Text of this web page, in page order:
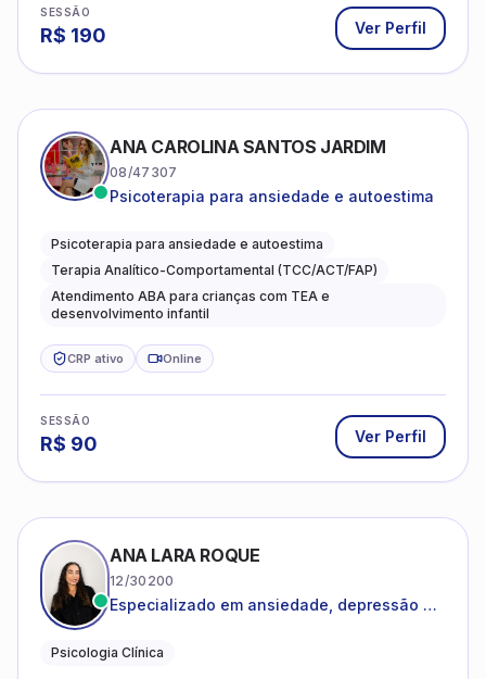
SESSÃO
R$ 190 Ver Perfil
ANA CAROLINA SANTOS JARDIM
08/47307
Psicoterapia para ansiedade e autoestima
Psicoterapia para ansiedade e autoestima
Terapia Analítico-Comportamental (TCC/ACT/FAP)
Atendimento ABA para crianças com TEA e
desenvolvimento infantil
CRP ativo Online
SESSÃO
R$ 90 Ver Perfil
ANA LARA ROQUE
12/30200
Especializado em ansiedade, depressão e
Psicologia Clínica